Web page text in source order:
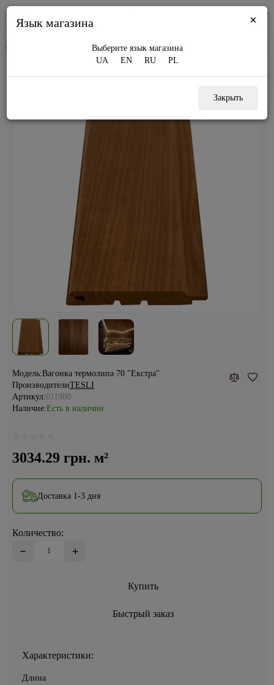
материалы Вагонка термо липа 70 "Экстра", цельная 70х11х1900-3000мм.
×
Язык магазина
Выберите язык магазина
UA
EN RU PL
Закрыть
Модель:Вагонка термолипа 70 "Екстра"
ПроизводителиTESLI
Артикул:011980
Наличие:Есть в наличии
Доставка 1-3 дня
3034.29 грн. м²
Количество:
Купить
Быстрый заказ
Характеристики:
Длина